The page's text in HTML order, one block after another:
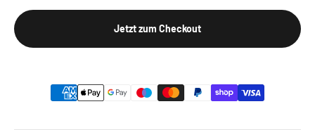
Jetzt zum Checkout